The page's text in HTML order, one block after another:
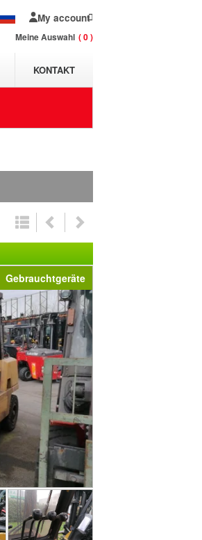
My account
Meine Auswahl 0
KONTAKT
Gebrauchtgeräte